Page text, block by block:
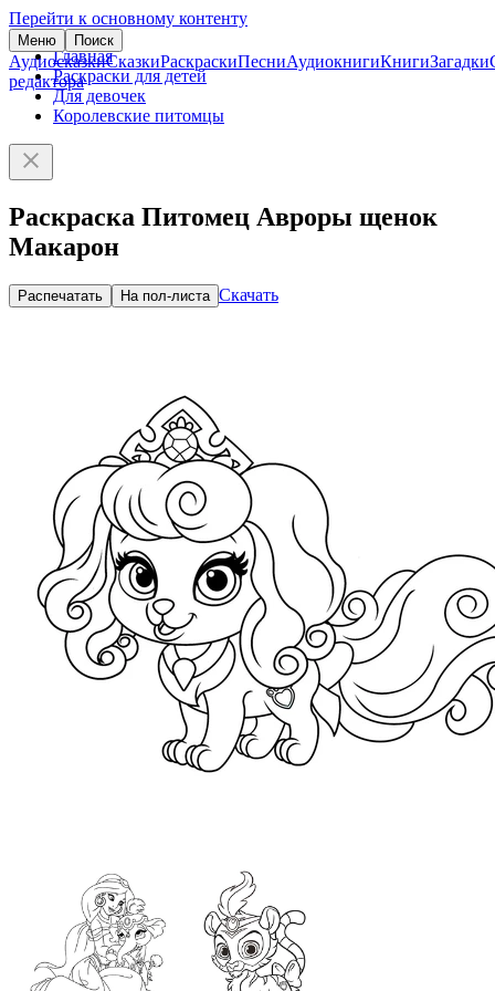
Перейти к основному контенту
Меню Поиск
АудиосказкиСказкиРаскраскиПесниАудиокнигиКнигиЗагадки
редактора
Главная
Раскраски для детей
Для девочек
Королевские питомцы
Раскраска Питомец Авроры щенок
Макарон
Распечатать На пол-листа Скачать